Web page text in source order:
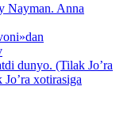
Nayman. Anna
dunyo. (Tilak Jo’ra
xotirasiga